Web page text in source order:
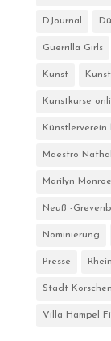
DJournal
Guerrilla Girls
Kunst
Kunstkurse
Künstlerverein
Maestro
Marilyn Monroe
Neuß -
Nominierung
Presse
Stadt
Villa Hampel